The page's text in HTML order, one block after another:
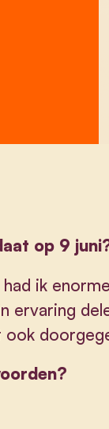
op 9
ik
ervaring